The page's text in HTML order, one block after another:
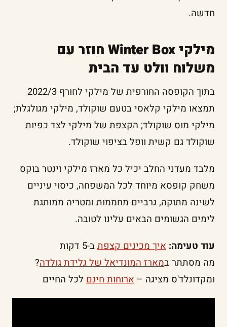
חדשה.
מילקי Winter Box חוזר עם
משלוח וולט עד הבית
בתוך הקופסה החורפית של מילקי לחורף 2022/3
תמצאו מילקי קלאסי בטעם שוקולד, מילקי מגולגלת;
מילקי מוס שוקולד; הקצפת של מילקי לצד כפיות
שוקולד גם קשית וופל בציפוי שוקולד.
מלבד מעדני החלב יכיל כל מארז מילקי וינטר בוקס
משחק קופסא מיוחד לכל המשפחה, כיסוי עיניים
לשינה מתוקה, גרביים מחממות ומטריה ממותגת
לימים הגשומים הבאים עלינו לטובה.
עוד טעימה: איך מכינים קצפתב-5 דקות
מה מסתתר במארז המונדיאל של גלידת גולדה?
ומקדונלד'ס מציגה – ארוחות חינם לכל החיים